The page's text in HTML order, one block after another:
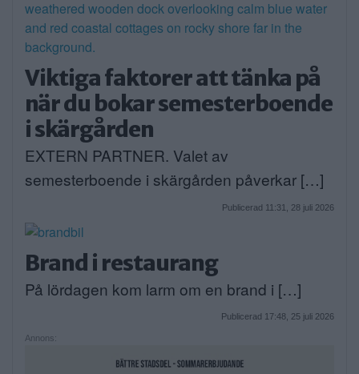
Viktiga faktorer att tänka på
när du bokar semesterboende
i skärgården
EXTERN PARTNER. Valet av
semesterboende i skärgården påverkar […]
Publicerad 11:31, 28 juli 2026
Brand i restaurang
På lördagen kom larm om en brand i […]
Publicerad 17:48, 25 juli 2026
Annons: